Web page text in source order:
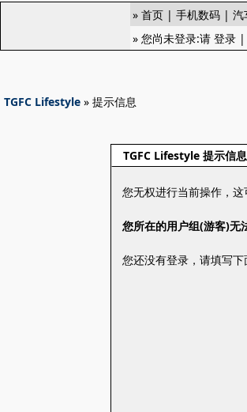
» 首页 | 手机数码 | 汽
» 您尚未登录:请 登录 |
TGFC Lifestyle » 提示信息
TGFC Lifestyle 提示信息
您无权进行当前操作，
您所在的用户组(游客)无
您还没有登录，请填写